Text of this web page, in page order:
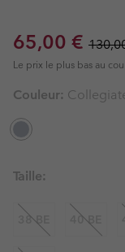
Sale price:
65,00 €
Le prix le plus bas au
Couleur:
Taille:
38 BE 40 BE